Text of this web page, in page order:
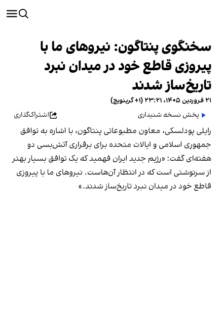
سخنگوی پنتاگون: نیروهای ما با
پیروزی قاطع خود در میدان نبرد
تاریخ‌ساز شدند
۲۱ فروردین ۱۴۰۵، ۲۳:۲۱ (‎+۱ گرینویچ)
پخش نسخه شنیداری
اشتراک‌گذاری
رایلی پودلسکی، معاون مطبوعاتی پنتاگون، با اشاره به توافق
جمهوری اسلامی و ایالات متحده برای برقراری آتش‌بسی دو
هفته‌ای گفت: «رژیم جدید ایران فهمید که یک توافق بسیار بهتر
از سرنوشتی است که در انتظار آن‌هاست. نیروهای ما با پیروزی
قاطع خود در میدان نبرد تاریخ‌ساز شدند.»